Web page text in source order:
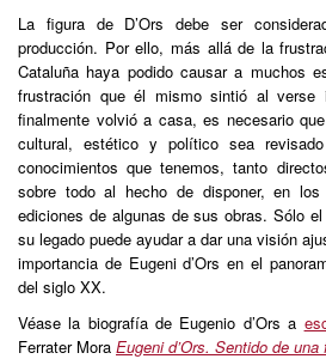
La figura de D’Ors debe ser
producción. Por ello, más allá de la
Cataluña haya podido causar a muchos
frustración que él mismo sintió al verse
finalmente volvió a casa, es necesario
cultural, estético y político sea
conocimientos que tenemos, tanto
sobre todo al hecho de disponer, en
ediciones de algunas de sus obras. Sólo
su legado puede ayudar a dar una visión
importancia de Eugeni d’Ors en el
del siglo XX.
Véase la biografía de Eugenio d’Ors a
Ferrater Mora Eugeni d’Ors. Sentido de